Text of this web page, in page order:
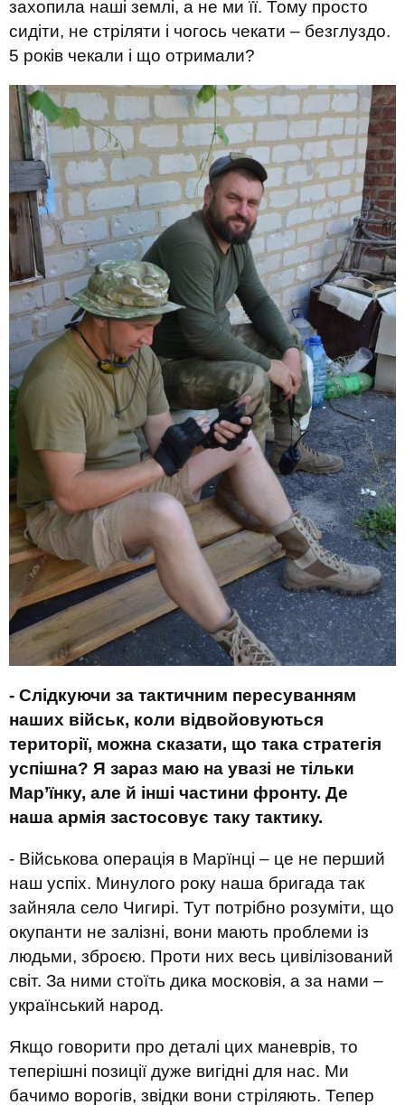
захопила наші землі, а не ми її. Тому просто
сидіти, не стріляти і чогось чекати – безглуздо.
5 років чекали і що отримали?
- Слідкуючи за тактичним пересуванням
наших військ, коли відвойовуються
території, можна сказати, що така стратегія
успішна? Я зараз маю на увазі не тільки
Мар’їнку, але й інші частини фронту. Де
наша армія застосовує таку тактику.
- Військова операція в Марїнці – це не перший
наш успіх. Минулого року наша бригада так
зайняла село Чигирі. Тут потрібно розуміти, що
окупанти не залізні, вони мають проблеми із
людьми, зброєю. Проти них весь цивілізований
світ. За ними стоїть дика московія, а за нами –
український народ.
Якщо говорити про деталі цих маневрів, то
теперішні позиції дуже вигідні для нас. Ми
бачимо ворогів, звідки вони стріляють. Тепер